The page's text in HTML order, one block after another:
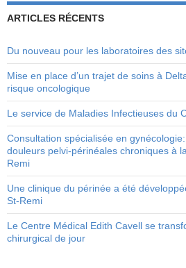
ARTICLES RÉCENTS
Du nouveau pour les laboratoires des
Mise en place d’un trajet de soins à
risque oncologique
Le service de Maladies Infectieuses du
Consultation spécialisée en
douleurs pelvi-périnéales chroniques à
Remi
Une clinique du périnée a été
St-Remi
Le Centre Médical Edith Cavell se
chirurgical de jour